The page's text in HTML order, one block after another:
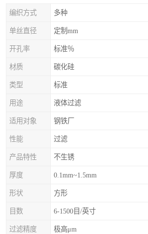
编织方式 多种
单丝直径 定制mm
开孔率 标准％
材质 碳化硅
类型 标准
用途 液体过滤
适用对象 钢铁厂
性能 过滤
产品特性 不生锈
厚度 0.1mm~1.5mm
形状 方形
目数 6-1500目/英寸
过滤精度 极高μm